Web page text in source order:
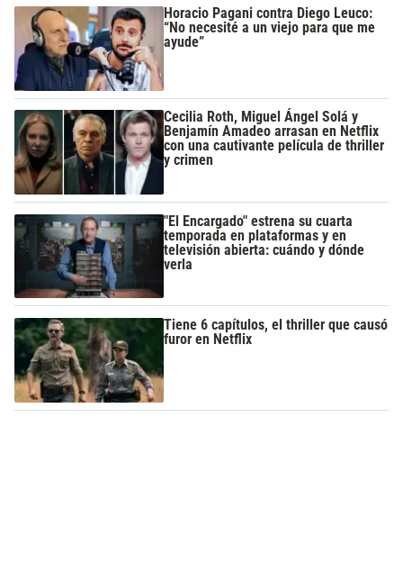
Horacio Pagani contra Diego Leuco:
“No necesité a un viejo para que me
ayude”
Cecilia Roth, Miguel Ángel Solá y
Benjamín Amadeo arrasan en Netflix
con una cautivante película de thriller
y crimen
"El Encargado" estrena su cuarta
temporada en plataformas y en
televisión abierta: cuándo y dónde
verla
Tiene 6 capítulos, el thriller que causó
furor en Netflix